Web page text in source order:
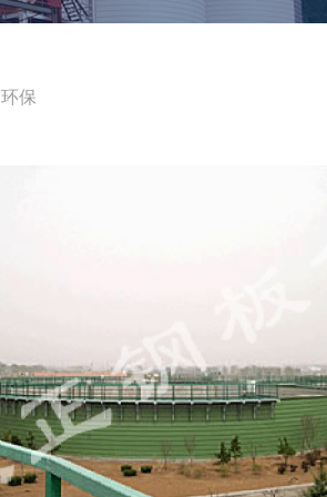
环保